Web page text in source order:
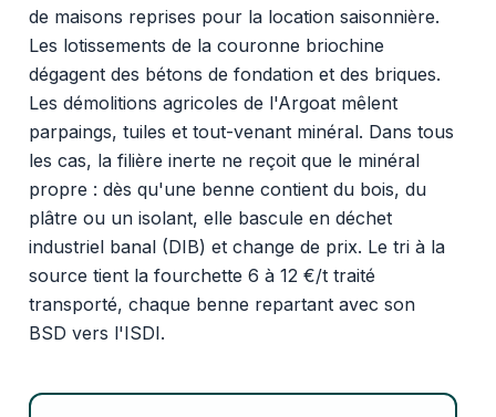
de maisons reprises pour la location saisonnière.
Les lotissements de la couronne briochine
dégagent des bétons de fondation et des briques.
Les démolitions agricoles de l'Argoat mêlent
parpaings, tuiles et tout-venant minéral. Dans tous
les cas, la filière inerte ne reçoit que le minéral
propre : dès qu'une benne contient du bois, du
plâtre ou un isolant, elle bascule en déchet
industriel banal (DIB) et change de prix. Le tri à la
source tient la fourchette 6 à 12 €/t traité
transporté, chaque benne repartant avec son
BSD vers l'ISDI.